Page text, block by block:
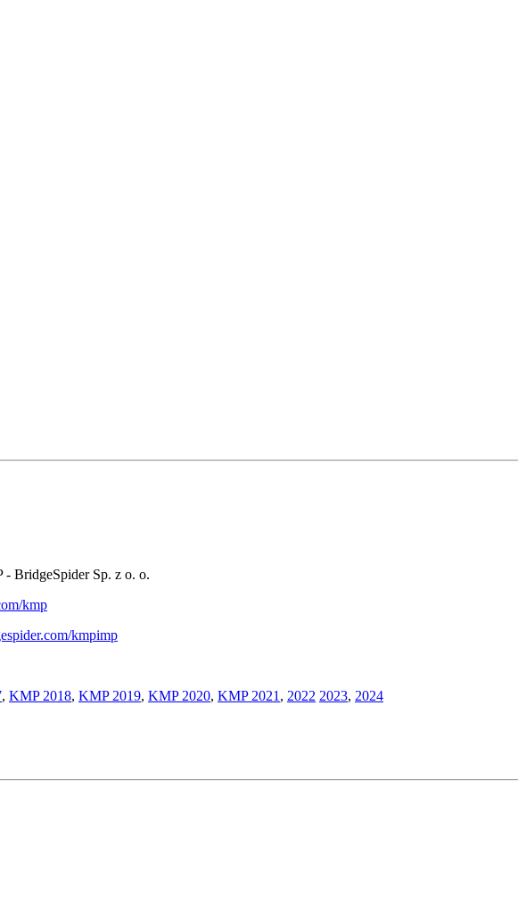
BridgeSpider Sp. z o. o.
kmp
kmpimp
, KMP 2018, KMP 2019, KMP 2020, KMP 2021 , 2022 2023, 2024